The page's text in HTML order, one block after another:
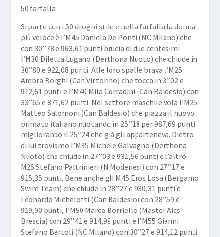
50 farfalla
Si parte con i 50 di ogni stile e nella farfalla la donna
più veloce è l’M45 Daniela De Ponti (NC Milano) che
con 30’’78 e 963,61 punti brucia di due centesimi
l’M30 Diletta Lugano (Derthona Nuoto) che chiude in
30’’80 e 922,08 punti. Alle loro spalle brava l’M25
Ambra Borghi (Can Vittorino) che tocca in 3’’02 e
912,61 punti e l’M40 Mila Corradini (Can Baldesio) con
33’’65 e 871,62 punti. Nel settore maschile vola l’M25
Matteo Salomoni (Can Baldesio) che piazza il nuovo
primato italiano nuotando in 25’’18 per 987,69 punti
migliorando il 25’’24 che già gli apparteneva. Dietro
di lui troviamo l’M35 Michele Galvagno (Derthona
Nuoto) che chiude in 27’’03 e 931,56 punti e l’altro
M25Stefano Paltrinieri (N Modenesi) con 27’’17 e
915,35 punti. Bene anche gli M45 Eros Losa (Bergamo
Swim Team) che chiude in 28’’27 e 930,31 punti e
Leonardo Michelotti (Can Baldesio) con 28’’59 e
919,90 punti, l’M50 Marco Borriello (Master Aics
Brescia) con 29’’41 e 914,99 punti e l’M55Gianni
Stefano Bertoli (NC Milano) con 30’’27 e 914,12 punti.